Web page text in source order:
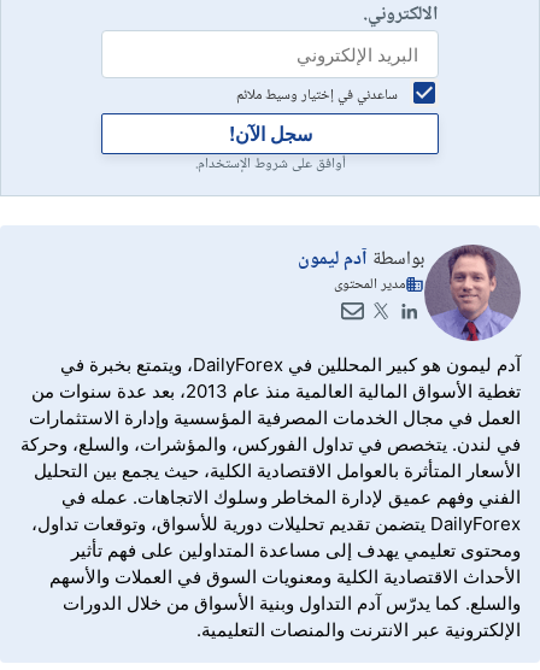
الالكتروني.
ساعدني في إختيار وسيط ملائم
سجل الآن!
أوافق على شروط الإستخدام.
بواسطة آدم ليمون
مدير المحتوى
آدم ليمون هو كبير المحللين في DailyForex، ويتمتع بخبرة في
تغطية الأسواق المالية العالمية منذ عام 2013، بعد عدة سنوات من
العمل في مجال الخدمات المصرفية المؤسسية وإدارة الاستثمارات
في لندن. يتخصص في تداول الفوركس، والمؤشرات، والسلع، وحركة
الأسعار المتأثرة بالعوامل الاقتصادية الكلية، حيث يجمع بين التحليل
الفني وفهم عميق لإدارة المخاطر وسلوك الاتجاهات. عمله في
DailyForex يتضمن تقديم تحليلات دورية للأسواق، وتوقعات تداول،
ومحتوى تعليمي يهدف إلى مساعدة المتداولين على فهم تأثير
الأحداث الاقتصادية الكلية ومعنويات السوق في العملات والأسهم
والسلع. كما يدرّس آدم التداول وبنية الأسواق من خلال الدورات
الإلكترونية عبر الانترنت والمنصات التعليمية.